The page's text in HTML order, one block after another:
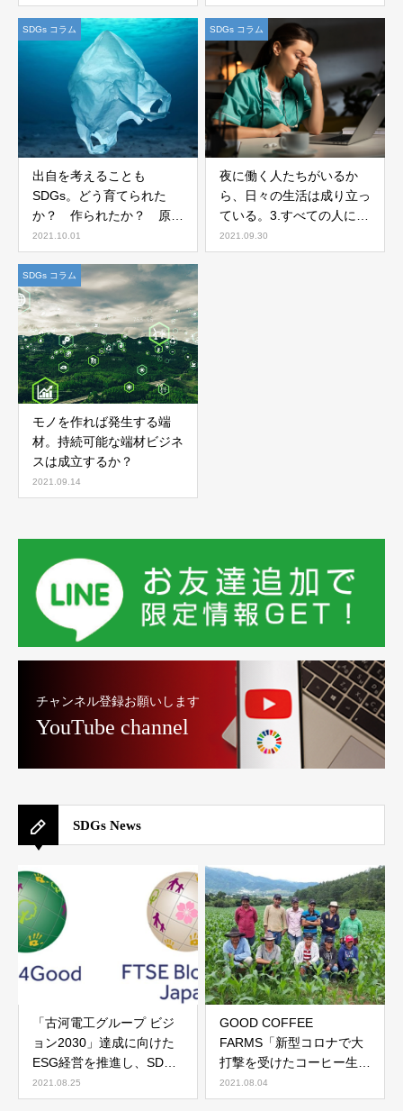
SDGs コラム
出自を考えることも
SDGs。どう育てられた
か？ 作られたか？ 原料
はどこから来たか？ 例え
ば卵。
2021.10.01
SDGs コラム
夜に働く人たちがいるか
ら、日々の生活は成り立っ
ている。3.すべての人に健
康と福祉を。
2021.09.30
SDGs コラム
モノを作れば発生する端
材。持続可能な端材ビジネ
スは成立するか？
2021.09.14
チャンネル登録お願いします
YouTube channel
SDGs News
「古河電工グループ ビジ
ョン2030」達成に向けた
ESG経営を推進し、SDGs
達成へ貢献
2021.08.25
GOOD COFFEE
FARMS「新型コロナで大
打撃を受けたコーヒー生産
者を救う自転車コーヒープ
ロジェクト」
2021.08.04